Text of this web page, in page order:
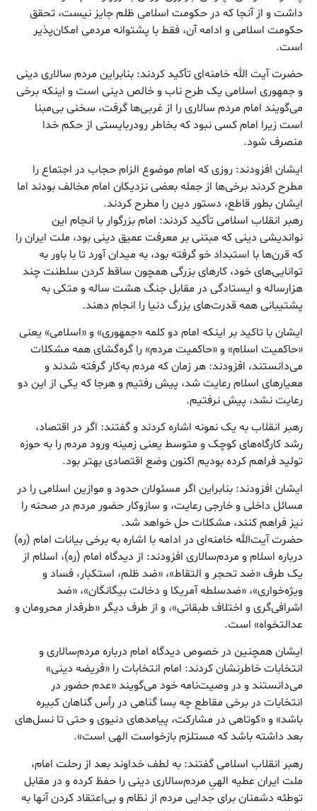
داشت و از آنجا که در حکومت اسلامی ظلم جایز نیست، تحقق
حکومت اسلامی و ادامه آن، فقط با پشتوانه مردمی امکان‌پذیر
است.
حضرت آیت الله خامنه‌ای تأکید کردند: بنابراین مردم سالاری دینی
و جمهوری اسلامی یک طرح ناب و خالص دینی است و اینکه برخی
می‌گویند امام مردم سالاری را از غربی‌ها گرفت، سخنی بی‌مبنا
است زیرا امام کسی نبود که بخاطر رودربایستی از حکم خدا
منصرف شود.
ایشان افزودند: روزی که امام موضوع الزام حجاب در اجتماع را
مطرح کردند برخی‌ها از جمله بعضی نزدیکان امام مخالف بودند اما
ایشان بطور قاطع، دستور دین را مطرح کردند.
رهبر انقلاب اسلامی تأکید کردند: امام بزرگوار با انجام این
نواندیشی دینی که مبتنی بر معرفت عمیق دینی بود، ملت ایران را
که قرن‌ها با استبداد خو گرفته بود، به میدان آورد تا با باور به
توانایی‌های خود، کارهای بزرگی همچون ساقط کردن سلطنت چند
هزارساله و ایستادگی در مقابل جنگ هشت ساله و متکی به
پشتیبانی همه قدرت‌های بزرگ دنیا را انجام دهند.
ایشان با تاکید بر اینکه امام دو کلمه «جمهوری» و «اسلامی» یعنی
«حاکمیت اسلام» و «حاکمیت مردم» را گره‌گشای همه مشکلات
می‌دانستند، افزودند: هر زمان که مردم به‌کار گرفته شدند و
معیارهای اسلام رعایت شد، پیش رفتیم و هرجا که یکی از این دو
رعایت نشد، پیش نرفتیم.
رهبر انقلاب به یک نمونه اشاره کردند و گفتند: اگر در اقتصاد،
رشد کارگاه‌های کوچک و متوسط یعنی زمینه ورود مردم را به حوزه
تولید فراهم کرده بودیم اکنون وضع اقتصادی بهتر بود.
ایشان افزودند: بنابراین اگر مسئولان حدود و موازین اسلامی را در
مسائل داخلی و خارجی رعایت، و سازوکار حضور مردم در صحنه را
نیز فراهم کنند، مشکلات حل خواهد شد.
حضرت آیت‌الله خامنه‌ای در ادامه با اشاره به برخی بیانات امام (ره)
درباره اسلام و مردم‌سالاری افزودند: از دیدگاه امام (ره)، اسلام از
یک طرف «ضد تحجر و التقاط»، «ضد ظلم، استکبار، فساد و
ویژه‌خواری»، «ضدسلطه آمریکا و دخالت بیگانگان»، «ضد
اشرافی‌گری و اختلاف طبقاتی»، و از طرف دیگر «طرفدار محرومان و
عدالتخواه» است.
ایشان همچنین در خصوص دیدگاه امام درباره مردم‌سالاری و
انتخابات خاطرنشان کردند: امام انتخابات را «فریضه دینی»
می‌دانستند و در وصیت‌نامه خود می‌گویند «عدم حضور در
انتخابات در برخی مقاطع چه بسا گناهی در رأس گناهان کبیره
باشد» و «کوتاهی در مشارکت، پیامدهای دنیوی و حتی تا نسل‌های
بعد داشته باشد که مستلزم بازخواست الهی است».
رهبر انقلاب اسلامی گفتند: به لطف خداوند بعد از رحلت امام،
ملت ایران عطیه الهیِ مردم‌سالاری دینی را حفظ کرده و در مقابل
توطئه دشمنان برای جدایی مردم از نظام و بی‌اعتقاد کردن آنها به